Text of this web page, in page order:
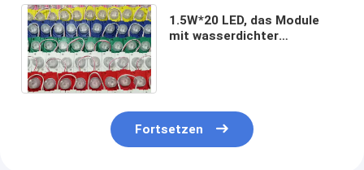
1.5W*20 LED, das Module
mit wasserdichter
Fortsetzen